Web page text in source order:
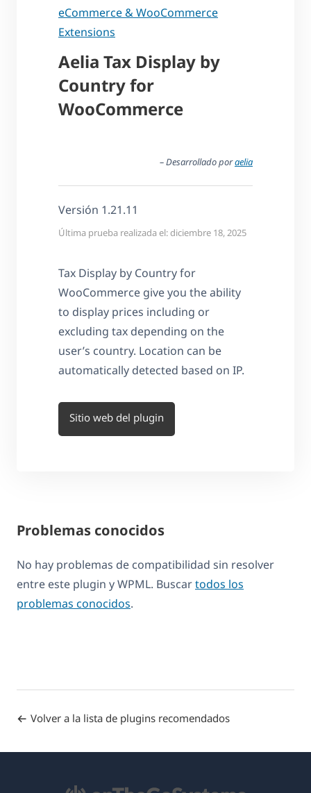
eCommerce & WooCommerce
Extensions
Aelia Tax Display by
Country for
WooCommerce
– Desarrollado poraelia
Versión 1.21.11
Última prueba realizada el: diciembre 18, 2025
Tax Display by Country for
WooCommerce give you the ability
to display prices including or
excluding tax depending on the
user’s country. Location can be
automatically detected based on IP.
Sitio web del plugin
Problemas conocidos
No hay problemas de compatibilidad sin resolver
entre este plugin y WPML. Buscartodos los
problemas conocidos.
Volver a la lista de plugins recomendados